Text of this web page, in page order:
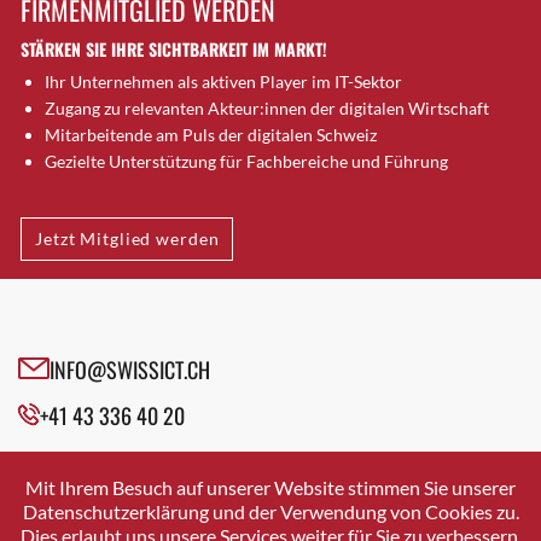
Brugg AG
Brütten
Bubendorf
Bubikon
Buchs (SG)
Bäretswil
Bülach
Cazis
Crissier
Davos Platz
Dierikon
Dietikon
FIRMENMITGLIED WERDEN
STÄRKEN SIE IHRE SICHTBARKEIT IM MARKT!
Ihr Unternehmen als aktiven Player im IT-Sektor
Zugang zu relevanten Akteur:innen der digitalen Wirtschaft
Mitarbeitende am Puls der digitalen Schweiz
Gezielte Unterstützung für Fachbereiche und Führung
Jetzt Mitglied werden
INFO@SWISSICT.CH
+41 43 336 40 20
SWISSICT
VULKANSTRASSE 120
8048 ZURICH
Mit Ihrem Besuch auf unserer Website stimmen Sie unserer
Datenschutzerklärung und der Verwendung von Cookies zu.
Dies erlaubt uns unsere Services weiter für Sie zu verbessern.